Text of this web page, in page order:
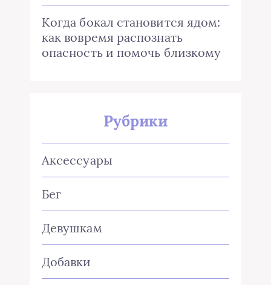
Когда бокал становится ядом:
как вовремя распознать
опасность и помочь близкому
Рубрики
Аксессуары
Бег
Девушкам
Добавки